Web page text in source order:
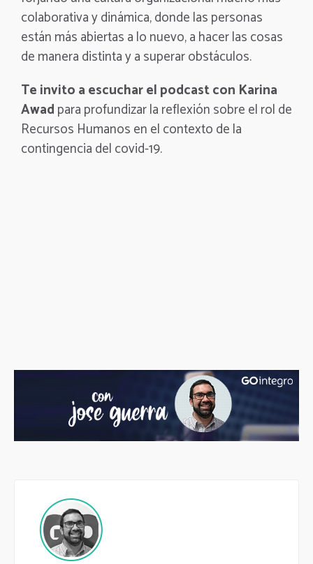
colaborativa y dinámica, donde las personas
están más abiertas a lo nuevo, a hacer las cosas
de manera distinta y a superar obstáculos.
Te invito a escuchar el podcast con Karina
Awadpara profundizar la reflexión sobre el rol de
Recursos Humanos en el contexto de la
contingencia del covid-19.